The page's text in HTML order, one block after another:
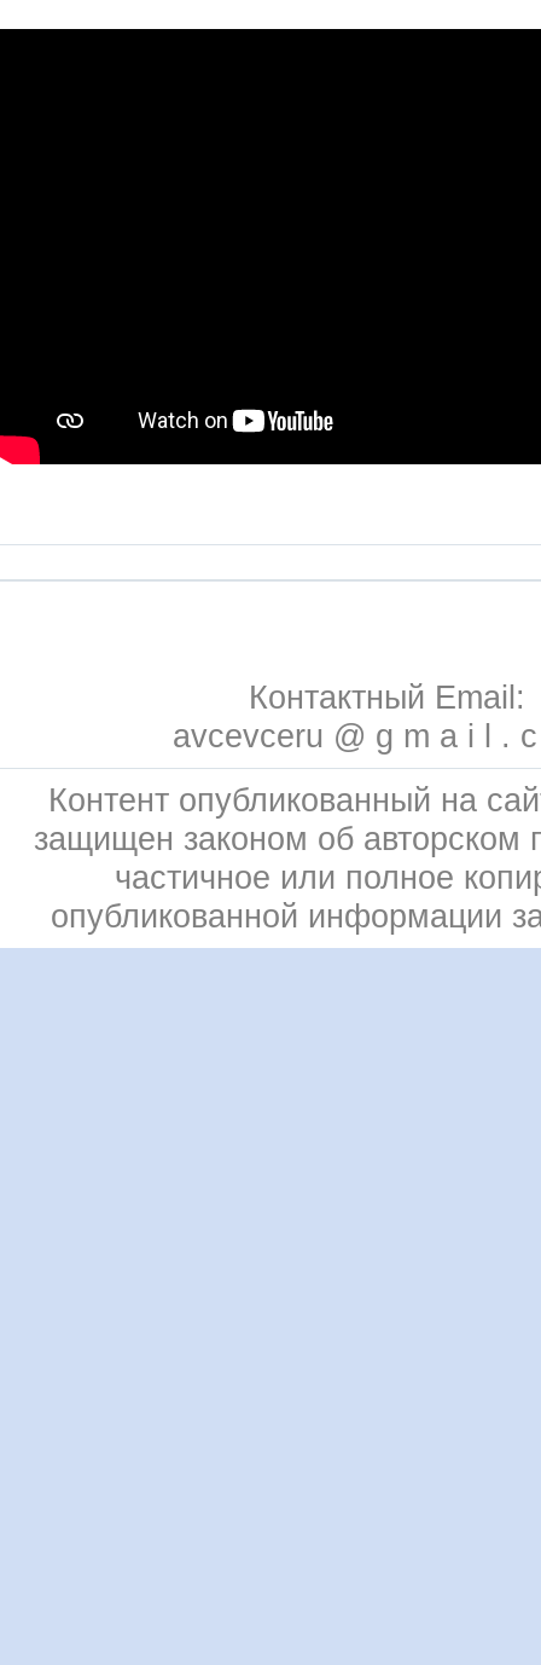
Контактный Email:
avcevceru @ g m a i l .
Контент опубликованный на
защищен законом об авторском
частичное или полное
опубликованной информации